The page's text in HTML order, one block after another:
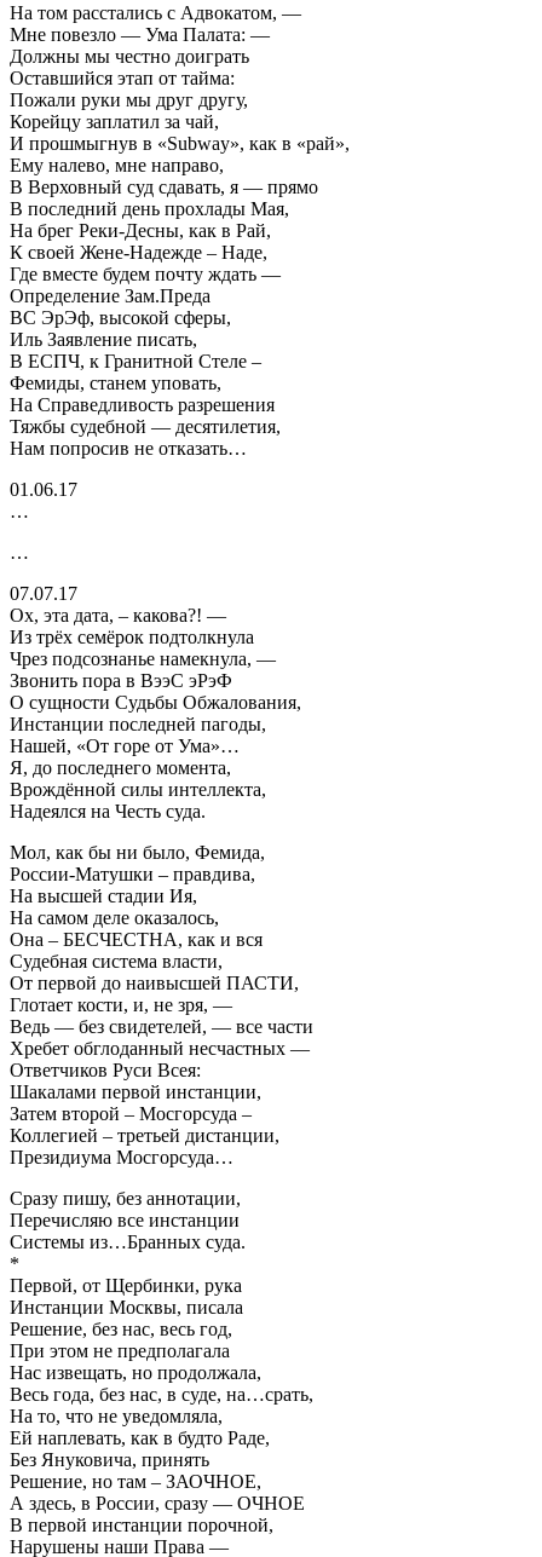
На том расстались с Адвокатом, —
Мне повезло — Ума Палата: —
Должны мы честно доиграть
Оставшийся этап от тайма:
Пожали руки мы друг другу,
Корейцу заплатил за чай,
И прошмыгнув в «Subway», как в «рай»,
Ему налево, мне направо,
В Верховный суд сдавать, я — прямо
В последний день прохлады Мая,
На брег Реки-Десны, как в Рай,
К своей Жене-Надежде – Наде,
Где вместе будем почту ждать —
Определение Зам.Преда
ВС ЭрЭф, высокой сферы,
Иль Заявление писать,
В ЕСПЧ, к Гранитной Стеле –
Фемиды, станем уповать,
На Справедливость разрешения
Тяжбы судебной — десятилетия,
Нам попросив не отказать…
01.06.17
…
…
07.07.17
Ох, эта дата, – какова?! —
Из трёх семёрок подтолкнула
Чрез подсознанье намекнула, —
Звонить пора в ВээС эРэФ
О сущности Судьбы Обжалования,
Инстанции последней пагоды,
Нашей, «От горе от Ума»…
Я, до последнего момента,
Врождённой силы интеллекта,
Надеялся на Честь суда.
Мол, как бы ни было, Фемида,
России-Матушки – правдива,
На высшей стадии Ия,
На самом деле оказалось,
Она – БЕСЧЕСТНА, как и вся
Судебная система власти,
От первой до наивысшей ПАСТИ,
Глотает кости, и, не зря, —
Ведь — без свидетелей, — все части
Хребет обглоданный несчастных —
Ответчиков Руси Всея:
Шакалами первой инстанции,
Затем второй – Мосгорсуда –
Коллегией – третьей дистанции,
Президиума Мосгорсуда…
Сразу пишу, без аннотации,
Перечисляю все инстанции
Системы из…Бранных суда.
*
Первой, от Щербинки, рука
Инстанции Москвы, писала
Решение, без нас, весь год,
При этом не предполагала
Нас извещать, но продолжала,
Весь года, без нас, в суде, на…срать,
На то, что не уведомляла,
Ей наплевать, как в будто Раде,
Без Януковича, принять
Решение, но там – ЗАОЧНОЕ,
А здесь, в России, сразу — ОЧНОЕ
В первой инстанции порочной,
Нарушены наши Права —